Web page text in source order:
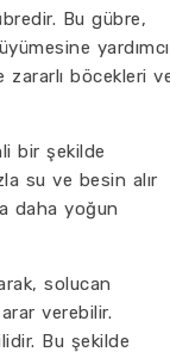
Bu gübre,
yardımcı
zararlı böcekleri
bir şekilde
su ve besin alır
daha yoğun
solucan
verebilir.
Bu şekilde